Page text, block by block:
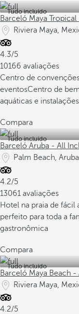
Tudo incluído
Barceló Maya
Riviera Maya,
4.3/5
10166 avaliações
Centro de
eventosCentro de
aquáticas e
Compara
Tudo incluído
Barceló Aruba - All
Palm Beach, Aruba
4.2/5
13061 avaliações
Hotel na praia de fácil
perfeito para toda a
gastronômica
Compara
Tudo incluído
Barceló Maya Beach -
Riviera Maya,
4.2/5